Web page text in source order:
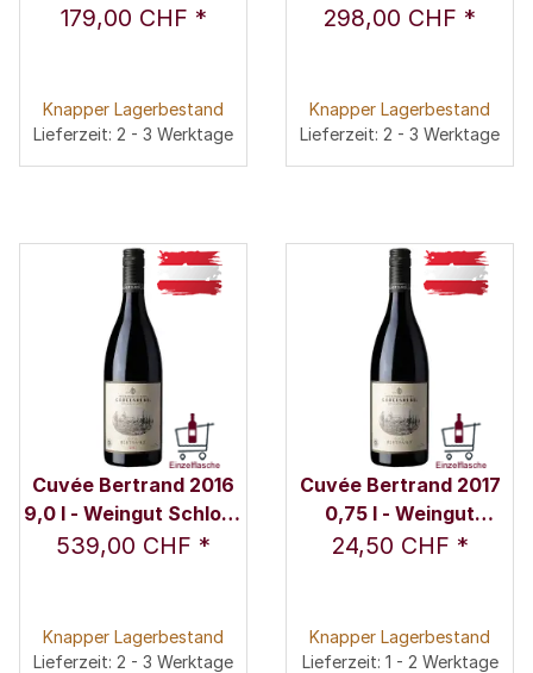
Gobelsburg
179,00 CHF *
Knapper Lagerbestand
Lieferzeit: 2 - 3 Werktage
Gobelsburg
298,00 CHF *
Knapper Lagerbestand
Lieferzeit: 2 - 3 Werktage
Cuvée Bertrand 2016
9,0 l - Weingut Schloss
Gobelsburg
539,00 CHF *
Knapper Lagerbestand
Lieferzeit: 2 - 3 Werktage
Cuvée Bertrand 2017
0,75 l - Weingut
Schloss Gobelsburg
24,50 CHF *
Knapper Lagerbestand
Lieferzeit: 1 - 2 Werktage